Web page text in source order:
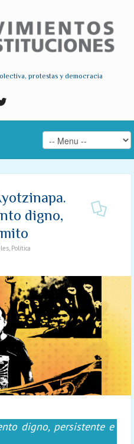
protestas y democracia
digno,
, Política
digno, persistente e